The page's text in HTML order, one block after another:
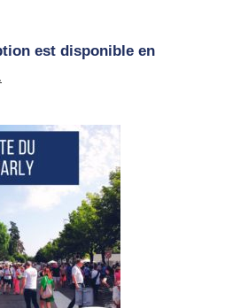
est disponible en